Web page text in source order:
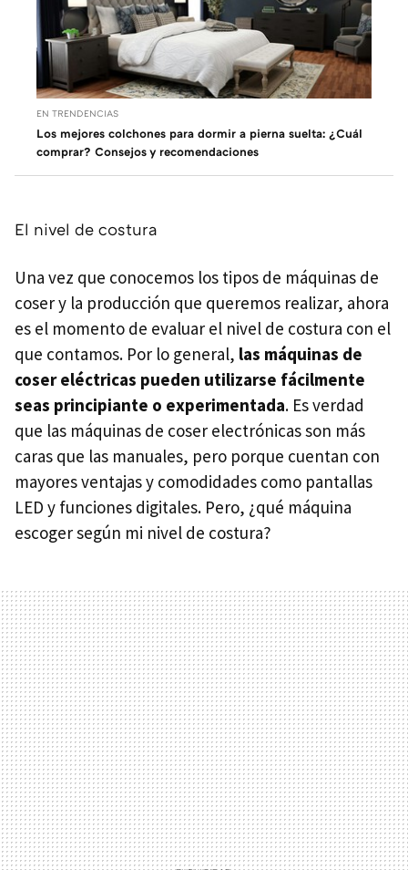
EN TRENDENCIAS
Los mejores colchones para dormir a pierna suelta: ¿Cuál
comprar? Consejos y recomendaciones
El nivel de costura
Una vez que conocemos los tipos de máquinas de
coser y la producción que queremos realizar, ahora
es el momento de evaluar el nivel de costura con el
que contamos. Por lo general, las máquinas de
coser eléctricas pueden utilizarse fácilmente
seas principiante o experimentada. Es verdad
que las máquinas de coser electrónicas son más
caras que las manuales, pero porque cuentan con
mayores ventajas y comodidades como pantallas
LED y funciones digitales. Pero, ¿qué máquina
escoger según mi nivel de costura?